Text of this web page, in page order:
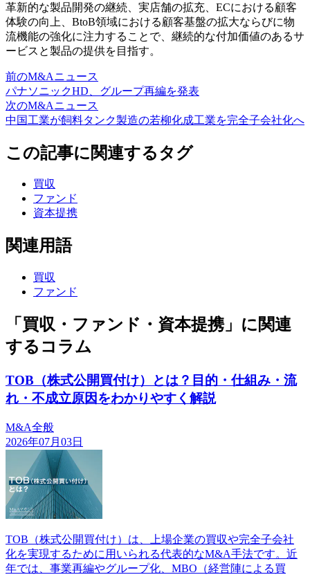
革新的な製品開発の継続、実店舗の拡充、ECにおける顧客
体験の向上、BtoB領域における顧客基盤の拡大ならびに物
流機能の強化に注力することで、継続的な付加価値のあるサ
ービスと製品の提供を目指す。
前のM&Aニュース
パナソニックHD、グループ再編を発表
次のM&Aニュース
中国工業が飼料タンク製造の若柳化成工業を完全子会社化へ
この記事に関連するタグ
買収
ファンド
資本提携
関連用語
買収
ファンド
「買収・ファンド・資本提携」に関連
するコラム
TOB（株式公開買付け）とは？目的・仕組み・流
れ・不成立原因をわかりやすく解説
M&A全般
2026年07月03日
TOB（株式公開買付け）は、上場企業の買収や完全子会社
化を実現するために用いられる代表的なM&A手法です。近
年では、事業再編やグループ化、MBO（経営陣による買